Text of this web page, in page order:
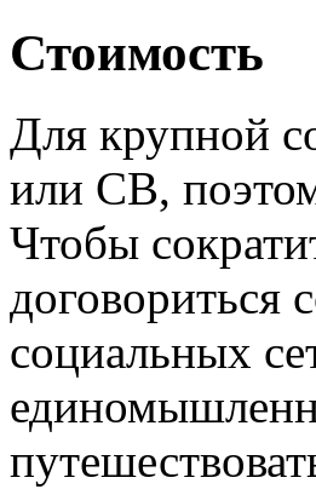
Стоимость
Для крупной
или СВ,
Чтобы
договориться
социальных